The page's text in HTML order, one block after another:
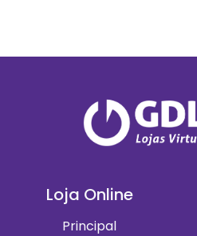
Loja Online
Principal